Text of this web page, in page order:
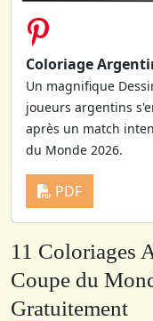
Coloriage
Un magnifique
joueurs argentins
après un match
du Monde 2026.
PDF
11 Coloriages
Coupe du
Gratuitement